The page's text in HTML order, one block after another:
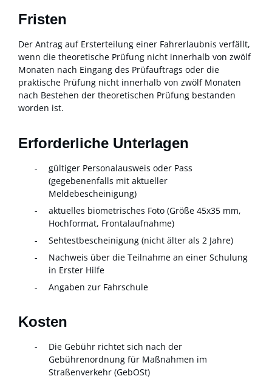
Fristen
Der Antrag auf Ersterteilung einer Fahrerlaubnis verfällt,
wenn die theoretische Prüfung nicht innerhalb von zwölf
Monaten nach Eingang des Prüfauftrags oder die
praktische Prüfung nicht innerhalb von zwölf Monaten
nach Bestehen der theoretischen Prüfung bestanden
worden ist.
Erforderliche Unterlagen
gültiger Personalausweis oder Pass
(gegebenenfalls mit aktueller
Meldebescheinigung)
aktuelles biometrisches Foto (Größe 45x35 mm,
Hochformat, Frontalaufnahme)
Sehtestbescheinigung (nicht älter als 2 Jahre)
Nachweis über die Teilnahme an einer Schulung
in Erster Hilfe
Angaben zur Fahrschule
Kosten
Die Gebühr richtet sich nach der
Gebührenordnung für Maßnahmen im
Straßenverkehr (GebOSt)